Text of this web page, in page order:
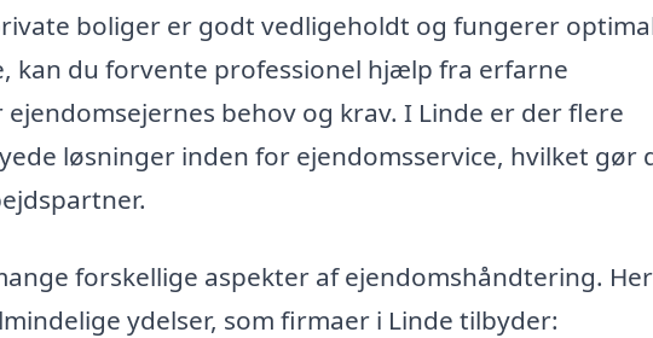
boliger er godt vedligeholdt og fungerer
kan du forvente professionel hjælp fra erfarne
behov og krav. I Linde er der flere
løsninger inden for ejendomsservice, hvilket gør
forskellige aspekter af ejendomshåndtering.
ydelser, som firmaer i Linde tilbyder: